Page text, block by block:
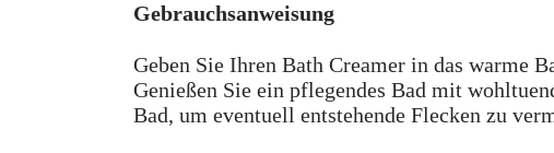
Gebrauchsanweisung
Geben Sie Ihren Bath Creamer in das warme
Genießen Sie ein pflegendes Bad mit
Bad, um eventuell entstehende Flecken zu